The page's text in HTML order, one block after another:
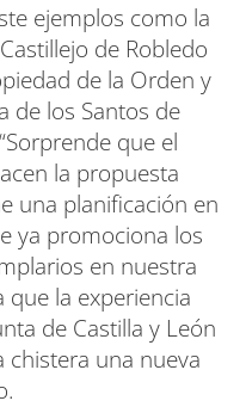
ejemplos como la
de Robledo
de la Orden y
de los Santos de
que el
la propuesta
una planificación en
ya promociona los
en nuestra
la experiencia
de Castilla y León
chistera una nueva